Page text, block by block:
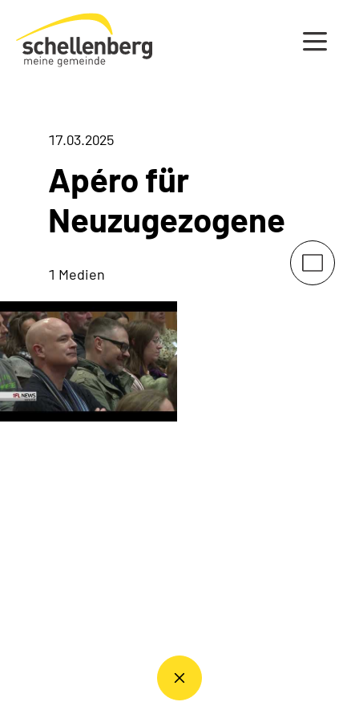
Gemeinde Schellenberg Startseite
17.03.2025
Apéro für
Neuzugezogene
1 Medien